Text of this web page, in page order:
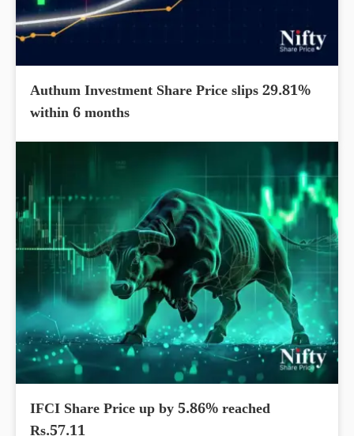
Authum Investment Share Price slips 29.81%
within 6 months
IFCI Share Price up by 5.86% reached